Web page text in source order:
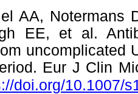
AA, Notermans
EE, et al.
uncomplicated
Eur J Clin
doi.org/10.1007/